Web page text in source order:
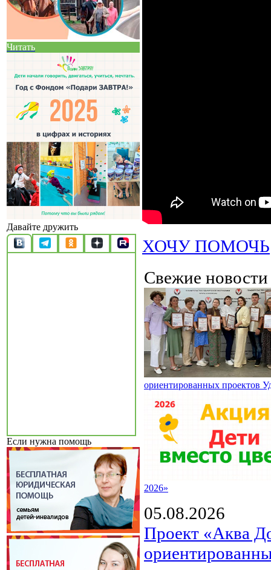
Читать
Давайте дружить
Если нужна помощь
ХОЧУ ПОМОЧЬ
Свежие
ориентированных проектов
2026»
05.08.2026
Проект «Аква